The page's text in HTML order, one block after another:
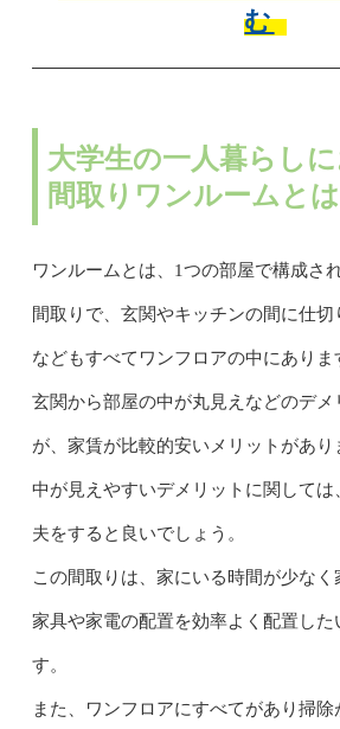
む
大学生の一人暮らし
間取りワンルームとは
ワンルームとは、1つの部屋で構成さ
間取りで、玄関やキッチンの間に仕
などもすべてワンフロアの中にありま
玄関から部屋の中が丸見えなどのデメ
が、家賃が比較的安いメリットがあり
中が見えやすいデメリットに関しては
夫をすると良いでしょう。
この間取りは、家にいる時間が少なく
家具や家電の配置を効率よく配置し
す。
また、ワンフロアにすべてがあり掃